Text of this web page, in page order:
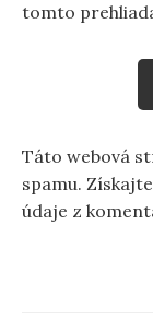
tomto
Táto webová
spamu.
údaje z